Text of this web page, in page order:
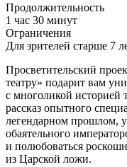
Продолжительность
1 час 30 минут
Ограничения
Для зрителей старше 7
Просветительский
театру» подарит вам
с многоликой историей
рассказ опытного
легендарном прошлом,
обаятельного
и полюбоваться
из Царской ложи.